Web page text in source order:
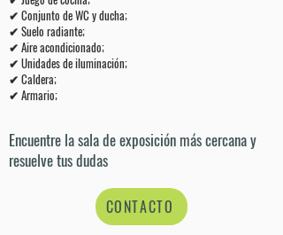
✔ Conjunto de WC y ducha;
✔ Suelo radiante;
✔ Aire acondicionado;
✔ Unidades de iluminación;
✔ Caldera;
✔ Armario;
Encuentre la sala de exposición más cercana y
resuelve tus dudas
CONTACTO